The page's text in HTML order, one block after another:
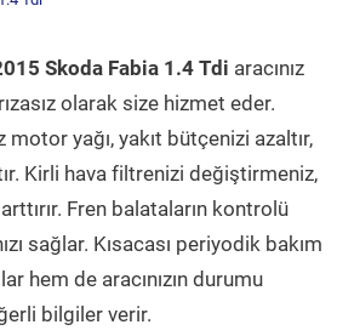
Skoda Fabia 1.4 Tdi aracınız
olarak size hizmet eder.
yağı, yakıt bütçenizi azaltır,
Kirli hava filtrenizi değiştirmeniz,
Fren balataların kontrolü
sağlar. Kısacası periyodik bakım
hem de aracınızın durumu
bilgiler verir.